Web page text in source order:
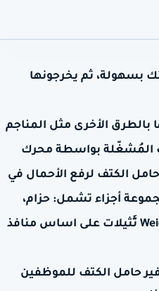
بسهولة، ثم يخرجونها
بالطرق الأخرى مثل المناجم
المُشغّلة بواسطة محرك
الكتف لرفع الأحمال في
أجزاء تشمل: حزام،
ذُرَاع، سبائك تُشْغَيل بإستخدام محرِّك ينتِج قُــــــــــُود قَوَّية تستخدِم لتحْديِث أحْWeight-based ثَّثيلات على اساس منافذ
حامل الكتف للموظفين